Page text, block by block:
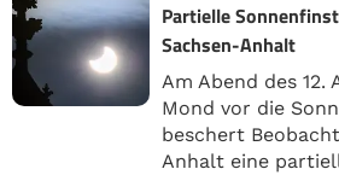
Partielle
Sachsen-Anhalt
Am Abend des 12.
Mond vor die
beschert
Anhalt eine